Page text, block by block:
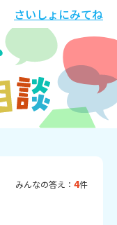
さいしょにみてね
みんなの答え： 4件